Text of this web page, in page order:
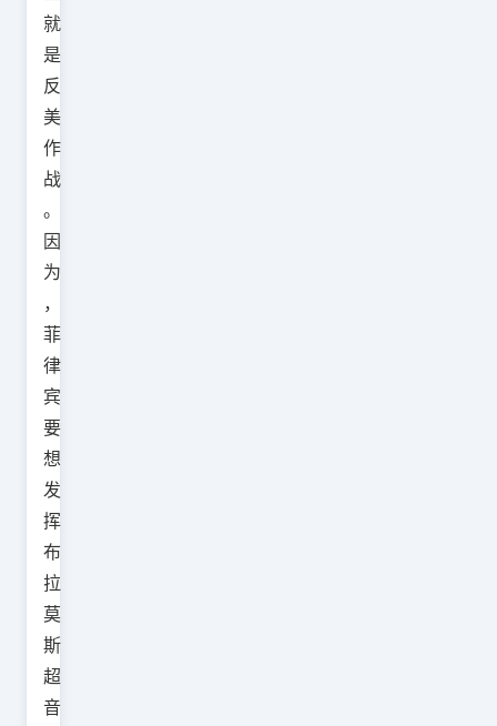
就
是
反
美
作
战
。
因
为
，
菲
律
宾
要
想
发
挥
布
拉
莫
斯
超
音